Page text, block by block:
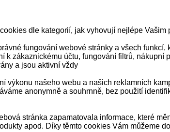
dle kategorií, jak vyhovují nejlépe Vašim
fungování webové stránky a všech
k zákaznickému účtu, fungování filtrů,
a jsou aktivní vždy
výkonu našeho webu a našich reklamních
anonymně a souhrnně, bez použití
stránka zapamatovala informace, které
apod. Díky těmto cookies Vám můžeme